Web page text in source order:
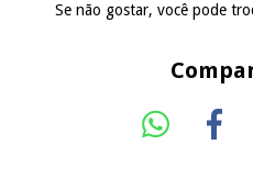
Se não gostar, você pode